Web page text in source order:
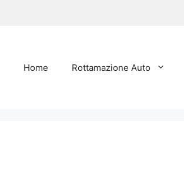
Home Rottamazione Auto